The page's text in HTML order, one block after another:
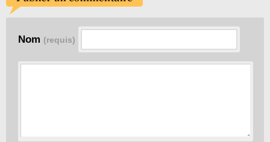
Nom (requis)